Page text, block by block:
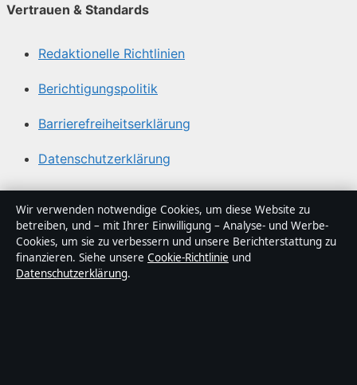
Vertrauen & Standards
Redaktionelle Richtlinien
Berichtigungspolitik
Barrierefreiheitserklärung
Datenschutzerklärung
Über Gegenwart24 in Kürze
Gegenwart24 ist ein unabhängiger digitaler
Nachrichtenanbieter mit Fokus auf Politik, Wirtschaft,
Technik und Gesellschaft in Deutschland. Jeder Artikel
Wir verwenden notwendige Cookies, um diese Website zu
betreiben, und – mit Ihrer Einwilligung – Analyse- und Werbe-
Cookies, um sie zu verbessern und unsere Berichterstattung zu
finanzieren. Siehe unsere Cookie-Richtlinie und
Datenschutzerklärung.